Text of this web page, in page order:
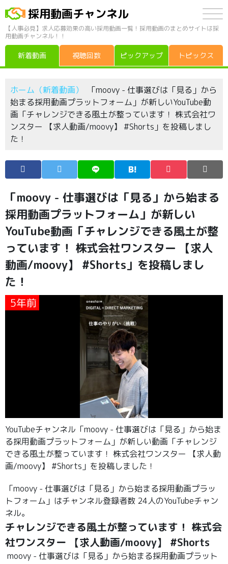
採用動画チャンネル
【人事必見】求人応募効果の高い採用動画一覧！採用動画のまとめサイトは採
用動画チャンネル！！
新着動画 視聴回数 ピックアップ トピックス
ホーム（新着動画）
「moovy - 仕事選びは「見る」から
始まる採用動画プラットフォーム」が新しいYouTube動
画「チャレンジできる風土が整っています！ 株式会社ワ
ンスター 【求人動画/moovy】 #Shorts」を投稿しまし
た！
「moovy - 仕事選びは「見る」から始まる
採用動画プラットフォーム」が新しい
YouTube動画「チャレンジできる風土が整
っています！ 株式会社ワンスター 【求人
動画/moovy】 #Shorts」を投稿しまし
た！
5年前
YouTubeチャンネル「moovy - 仕事選びは「見る」から始ま
る採用動画プラットフォーム」が新しい動画「チャレンジ
できる風土が整っています！ 株式会社ワンスター 【求人動
画/moovy】 #Shorts」を投稿しました！
「moovy - 仕事選びは「見る」から始まる採用動画プラッ
トフォーム」はチャンネル登録者数 24人のYouTubeチャン
ネル。
チャレンジできる風土が整っています！ 株式会
社ワンスター 【求人動画/moovy】 #Shorts
moovy - 仕事選びは「見る」から始まる採用動画プラット